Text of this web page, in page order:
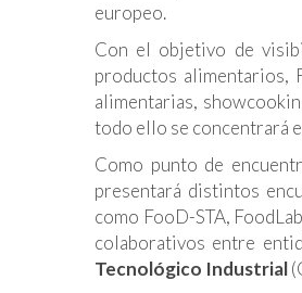
europeo.
Con el objetivo de
productos alimentarios,
alimentarias,
todo ello se concentrará
Como punto de
presentará distintos
como FooD-STA,
colaborativos entre
Tecnológico Industrial